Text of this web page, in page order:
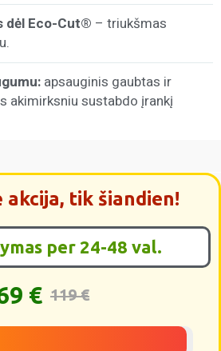
dėl Eco-Cut® – triukšmas
apsauginis gaubtas ir
akimirksniu sustabdo įrankį
akcija, tik šiandien!
per 24-48 val.
€ 119 €